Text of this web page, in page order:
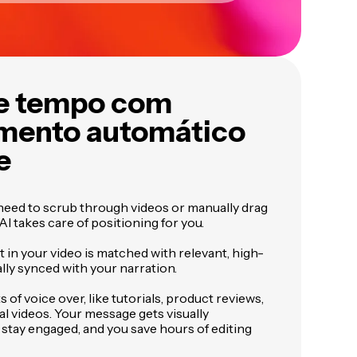
tempo com
automático
to scrub through videos or manually drag
takes care of positioning for you.
your video is matched with relevant, high-
synced with your narration.
voice over, like tutorials, product reviews,
videos. Your message gets visually
engaged, and you save hours of editing